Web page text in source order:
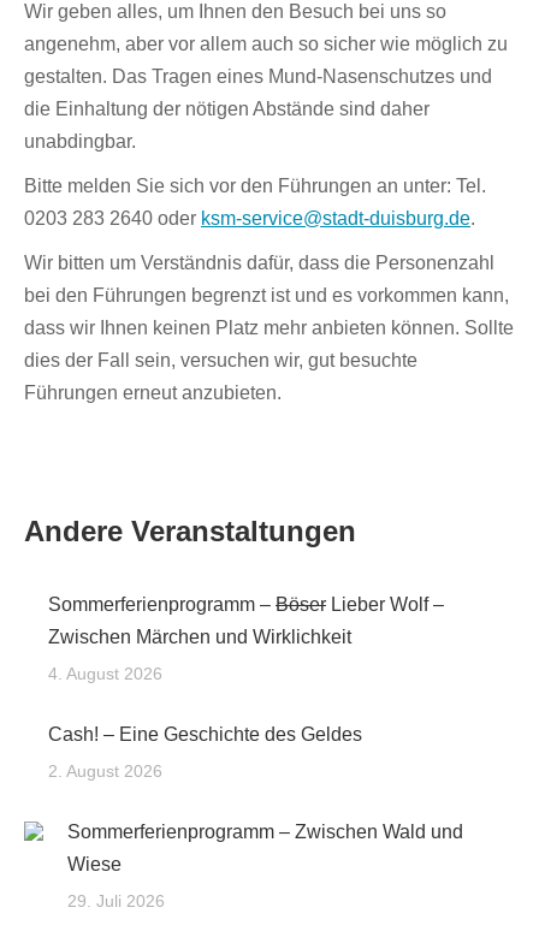
Wir geben alles, um Ihnen den Besuch bei uns so
angenehm, aber vor allem auch so sicher wie möglich zu
gestalten. Das Tragen eines Mund-Nasenschutzes und
die Einhaltung der nötigen Abstände sind daher
unabdingbar.
Bitte melden Sie sich vor den Führungen an unter: Tel.
0203 283 2640 oder ksm-service@stadt-duisburg.de.
Wir bitten um Verständnis dafür, dass die Personenzahl
bei den Führungen begrenzt ist und es vorkommen kann,
dass wir Ihnen keinen Platz mehr anbieten können. Sollte
dies der Fall sein, versuchen wir, gut besuchte
Führungen erneut anzubieten.
Andere Veranstaltungen
Sommerferienprogramm – Böser Lieber Wolf –
Zwischen Märchen und Wirklichkeit
4. August 2026
Cash! – Eine Geschichte des Geldes
2. August 2026
Sommerferienprogramm – Zwischen Wald und
Wiese
29. Juli 2026